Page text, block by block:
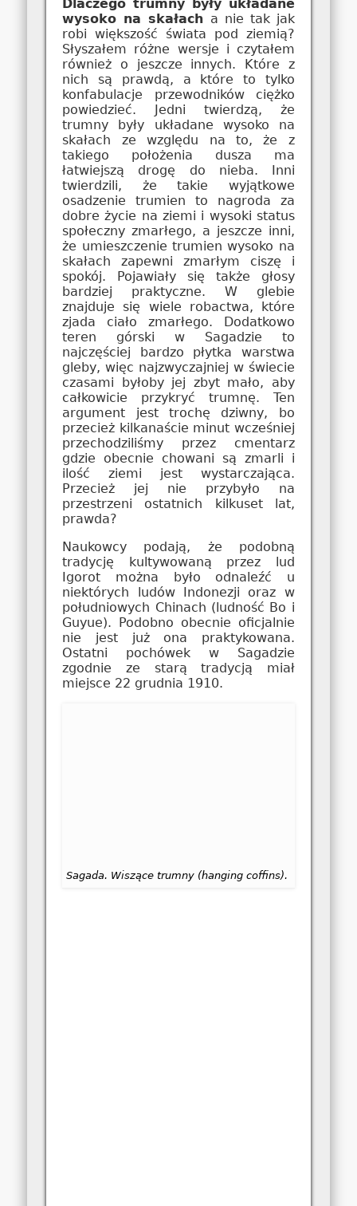
Dlaczego trumny były układane
wysoko na skałach a nie tak jak
robi większość świata pod ziemią?
Słyszałem różne wersje i czytałem
również o jeszcze innych. Które z
nich są prawdą, a które to tylko
konfabulacje przewodników ciężko
powiedzieć. Jedni twierdzą, że
trumny były układane wysoko na
skałach ze względu na to, że z
takiego położenia dusza ma
łatwiejszą drogę do nieba. Inni
twierdzili, że takie wyjątkowe
osadzenie trumien to nagroda za
dobre życie na ziemi i wysoki status
społeczny zmarłego, a jeszcze inni,
że umieszczenie trumien wysoko na
skałach zapewni zmarłym ciszę i
spokój. Pojawiały się także głosy
bardziej praktyczne. W glebie
znajduje się wiele robactwa, które
zjada ciało zmarłego. Dodatkowo
teren górski w Sagadzie to
najczęściej bardzo płytka warstwa
gleby, więc najzwyczajniej w świecie
czasami byłoby jej zbyt mało, aby
całkowicie przykryć trumnę. Ten
argument jest trochę dziwny, bo
przecież kilkanaście minut wcześniej
przechodziliśmy przez cmentarz
gdzie obecnie chowani są zmarli i
ilość ziemi jest wystarczająca.
Przecież jej nie przybyło na
przestrzeni ostatnich kilkuset lat,
prawda?
Naukowcy podają, że podobną
tradycję kultywowaną przez lud
Igorot można było odnaleźć u
niektórych ludów Indonezji oraz w
południowych Chinach (ludność Bo i
Guyue). Podobno obecnie oficjalnie
nie jest już ona praktykowana.
Ostatni pochówek w Sagadzie
zgodnie ze starą tradycją miał
miejsce 22 grudnia 1910.
Sagada. Wiszące trumny (hanging coffins).